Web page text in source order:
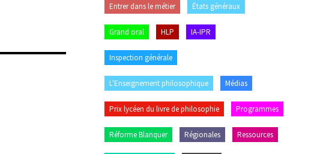
Entrer dans le métier États généraux
Grand oral HLP IA-IPR
Inspection générale
L'Enseignement philosophique Médias
Prix lycéen du livre de philosophie Programmes
Réforme Blanquer Régionales Ressources